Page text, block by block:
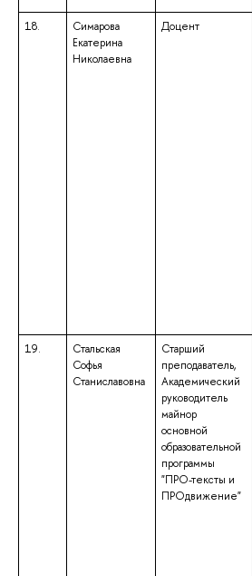
18.
Симарова
Екатерина
Николаевна
Доцент
19.
Стальская
Софья
Станиславовна
Старший
преподаватель,
Академический
руководитель
майнор
основной
образовательной
программы
"ПРО-тексты и
ПРОдвижение"